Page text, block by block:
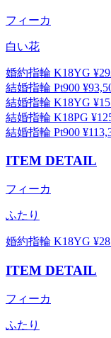
フィーカ
白い花
婚約指輪 K18YG
結婚指輪 Pt900
結婚指輪 K18YG
結婚指輪 K18PG
結婚指輪 Pt900
ITEM DETAIL
フィーカ
ふたり
婚約指輪 K18YG
ITEM DETAIL
フィーカ
ふたり